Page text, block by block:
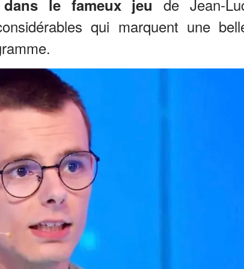
le fameux jeu de Jean-
qui marquent une